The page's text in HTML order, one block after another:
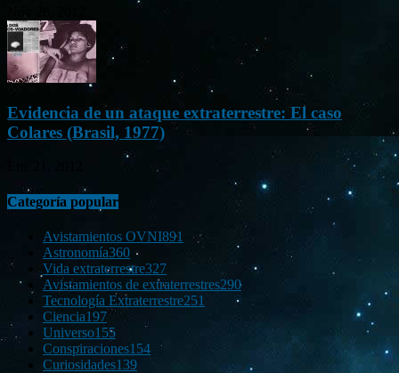
Evidencia de un ataque extraterrestre: El caso
Colares (Brasil, 1977)
Categoría popular
Avistamientos OVNI891
Astronomía360
Vida extraterrestre327
Avistamientos de extraterrestres290
Tecnología Extraterrestre251
Ciencia197
Universo155
Conspiraciones154
Curiosidades139